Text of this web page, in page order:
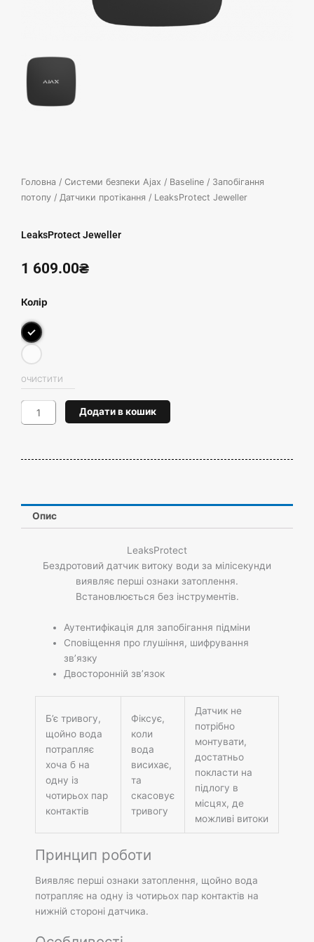
Головна / Системи безпеки Ajax / Baseline / Запобігання
потопу / Датчики протікання / LeaksProtect Jeweller
LeaksProtect Jeweller
1 609.00₴
Колір
ОЧИСТИТИ
LeaksProtect
кількість
Додати в кошик
Опис
LeaksProtect
Бездротовий датчик витоку води за мілісекунди
виявляє перші ознаки затоплення.
Встановлюється без інструментів.
Аутентифікація для запобігання підміни
Сповіщення про глушіння, шифрування
зв’язку
Двосторонній зв’язок
Б’є тривогу,
щойно вода
потрапляє
хоча б на
одну із
чотирьох пар
контактів
Фіксує,
коли
вода
висихає,
та
скасовує
тривогу
Датчик не
потрібно
монтувати,
достатньо
покласти на
підлогу в
місцях, де
можливі витоки
Принцип роботи
Виявляє перші ознаки затоплення, щойно вода
потрапляє на одну із чотирьох пар контактів на
нижній стороні датчика.